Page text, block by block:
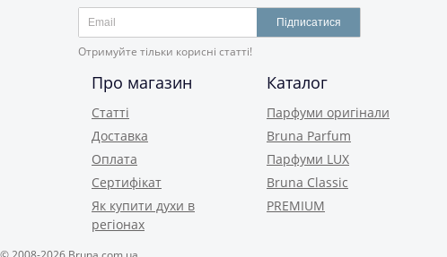
Підписатися
Отримуйте тільки корисні статті!
Про магазин
Статті
Доставка
Оплата
Сертифікат
Як купити духи в
регіонах
Каталог
Парфуми оригінали
Bruna Parfum
Парфуми LUX
Bruna Classic
PREMIUM